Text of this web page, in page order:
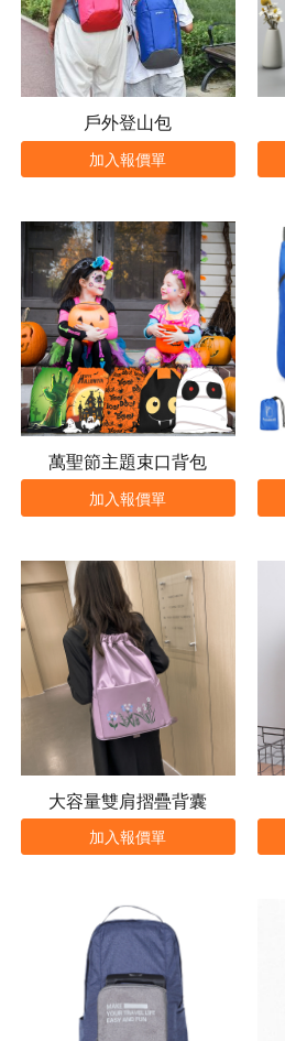
戶外登山包
加入報價單
萬聖節主題束口背包
加入報價單
大容量雙肩摺疊背囊
加入報價單